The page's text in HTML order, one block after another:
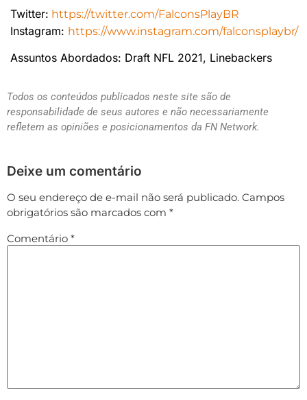
Twitter: https://twitter.com/FalconsPlayBR
Instagram: https://www.instagram.com/falconsplaybr/
Assuntos Abordados: Draft NFL 2021, Linebackers
Todos os conteúdos publicados neste site são de
responsabilidade de seus autores e não necessariamente
refletem as opiniões e posicionamentos da FN Network.
Deixe um comentário
O seu endereço de e-mail não será publicado. Campos
obrigatórios são marcados com *
Comentário *